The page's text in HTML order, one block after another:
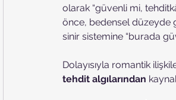
olarak “güvenli mi,
önce, bedensel düzeyde
sinir sistemine “burada
Dolayısıyla romantik
tehdit algılarından